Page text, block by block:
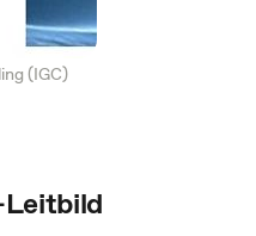
(IGC)
Leitbild